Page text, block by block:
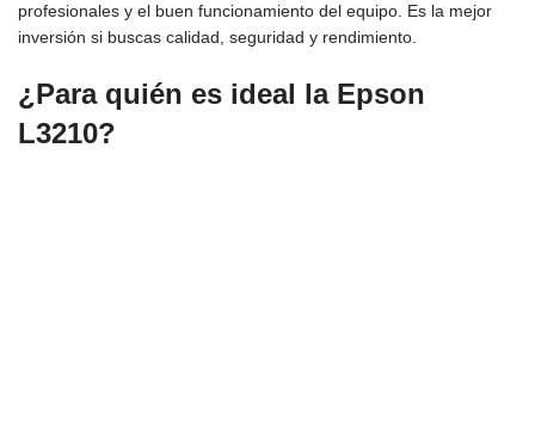
profesionales y el buen funcionamiento del equipo. Es la mejor
inversión si buscas calidad, seguridad y rendimiento.
¿Para quién es ideal la Epson
L3210?